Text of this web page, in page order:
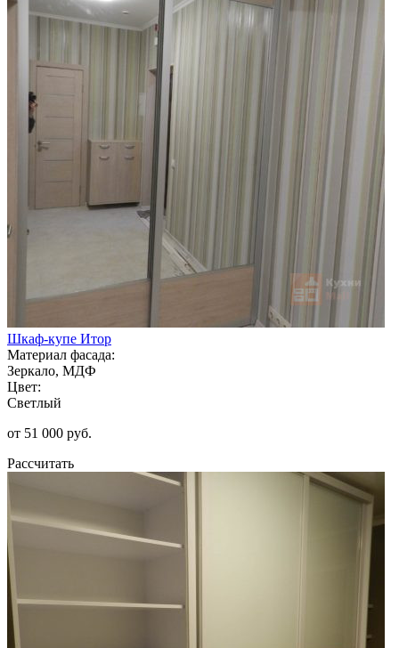
Шкаф-купе Итор
Материал фасада:
Зеркало, МДФ
Цвет:
Светлый
от 51 000 руб.
Рассчитать